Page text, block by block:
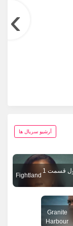
›
آرشیو سریال ها
تگ تصویر عوض شد 1080 اختصاصی تاینی موویز { فصل اول قسمت 1
Fightland
Granite
Harbour